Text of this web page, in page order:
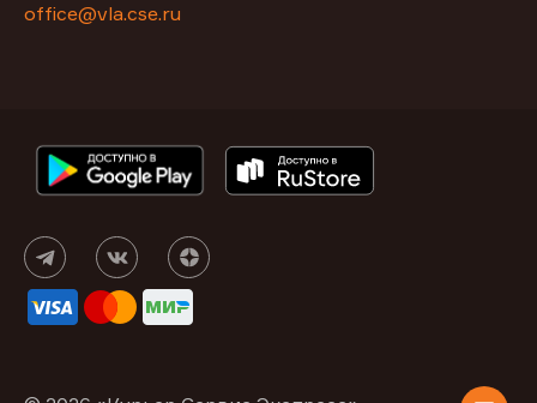
office@vla.cse.ru